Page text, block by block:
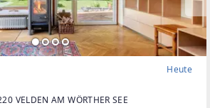
Heute
VELDEN AM WÖRTHER SEE